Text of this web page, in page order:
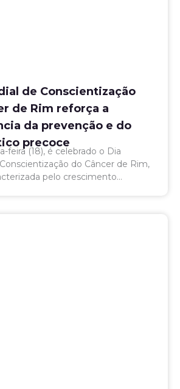
de Conscientização
de Rim reforça a
da prevenção e do
precoce
feira (18), é celebrado o Dia
do Câncer de Rim,
pelo crescimento